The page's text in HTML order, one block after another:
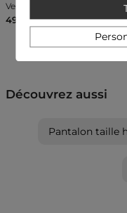
Veste sans manches
49,00 €
Découvrez aussi
Pantalon taille